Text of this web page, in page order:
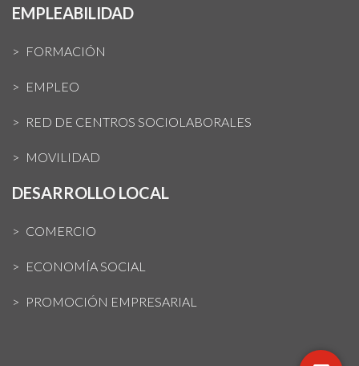
EMPLEABILIDAD
FORMACIÓN
EMPLEO
RED DE CENTROS SOCIOLABORALES
MOVILIDAD
DESARROLLO LOCAL
COMERCIO
ECONOMÍA SOCIAL
PROMOCIÓN EMPRESARIAL